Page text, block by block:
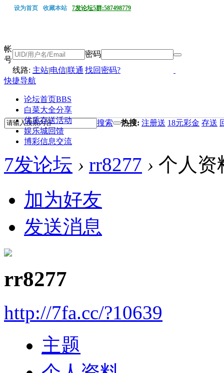
设为首页 收藏本站 7发论坛5群:587498779
帐
号
密码
线路: 主站|电信|联通 找回密码?
快捷导航
论坛首页BBS
白菜大全分享
优质存送活动
娱乐城回馈
博彩信息交流
搜索 热搜: 注册送 18元彩金 存送
7发论坛 › rr8277 › 个人资
加为好友
发送消息
rr8277
http://7fa.cc/?10639
主题